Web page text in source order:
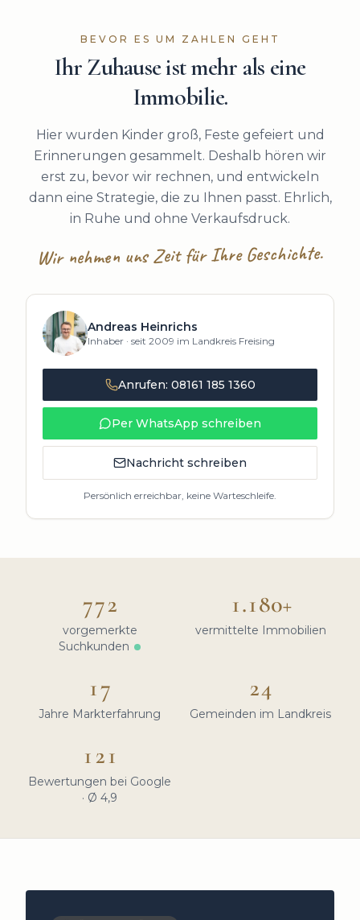
BEVOR ES UM ZAHLEN GEHT
Ihr Zuhause ist mehr als eine
Immobilie.
Hier wurden Kinder groß, Feste gefeiert und
Erinnerungen gesammelt. Deshalb hören wir
erst zu, bevor wir rechnen, und entwickeln
dann eine Strategie, die zu Ihnen passt. Ehrlich,
in Ruhe und ohne Verkaufsdruck.
Wir nehmen uns Zeit für Ihre Geschichte.
Andreas Heinrichs
Inhaber · seit 2009 im Landkreis Freising
Anrufen: 08161 185 1360
Per WhatsApp schreiben
Nachricht schreiben
Persönlich erreichbar, keine Warteschleife.
772
vorgemerkte
Suchkunden
1.180+
vermittelte Immobilien
17
Jahre Markterfahrung
24
Gemeinden im Landkreis
121
Bewertungen bei Google
· Ø 4,9